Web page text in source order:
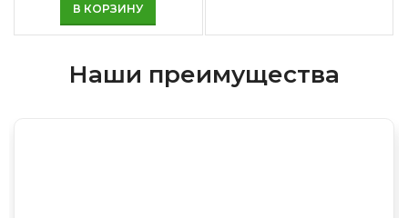
В КОРЗИНУ
Наши преимущества